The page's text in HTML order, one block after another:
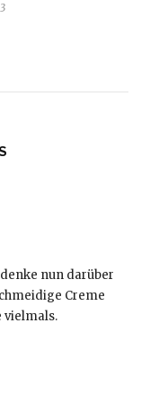
nun darüber
Creme
vielmals.